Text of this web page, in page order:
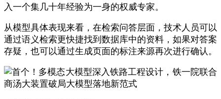
入一个集几十年经验为一身的权威专家。
从模型具体表现来看，在检索问答层面，技术人员可以
通过语义检索更快捷找到数据库中的资料，如果对答案
存疑，也可以通过生成页面的标注来源再次进行确认。